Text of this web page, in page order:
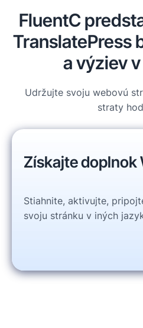
FluentC
TranslatePress
a výziev
Udržujte svoju webovú
straty
Získajte doplnok
Stiahnite, aktivujte,
svoju stránku v iných